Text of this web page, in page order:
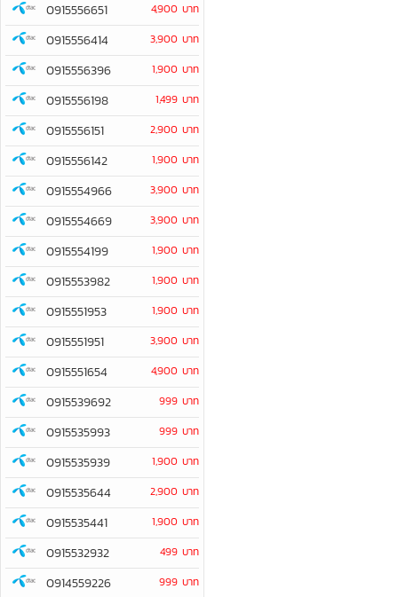
0915556651 4,900 บาท
0915556414 3,900 บาท
0915556396 1,900 บาท
0915556198 1,499 บาท
0915556151 2,900 บาท
0915556142 1,900 บาท
0915554966 3,900 บาท
0915554669 3,900 บาท
0915554199 1,900 บาท
0915553982 1,900 บาท
0915551953 1,900 บาท
0915551951 3,900 บาท
0915551654 4,900 บาท
0915539692 999 บาท
0915535993 999 บาท
0915535939 1,900 บาท
0915535644 2,900 บาท
0915535441 1,900 บาท
0915532932 499 บาท
0914559226 999 บาท